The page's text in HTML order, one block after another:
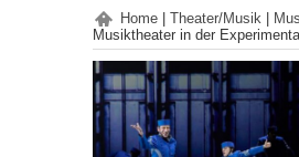
Home Theater/Musik
Musiktheater in der